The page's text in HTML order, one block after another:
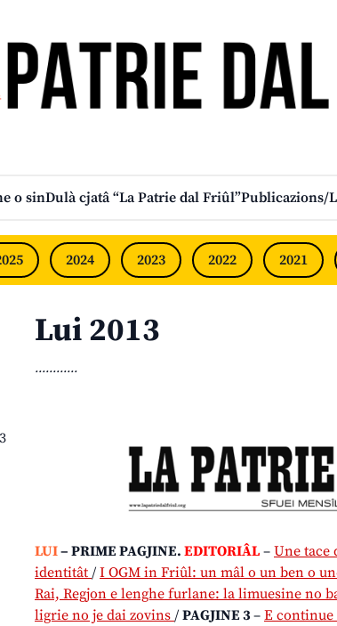
o sinDulà cjatâ “La Patrie dal Friûl”Publicazions/
2024 2023 2022 2021
Lui 2013
............
LUI– PRIME PAGJINE. EDITORIÂL – Une tace
identitât / I OGM in Friûl: un mâl o un ben o
Rai, Regjon e lenghe furlane: la limuesine no
ligrie no je dai zovins / PAGJINE 3 – E